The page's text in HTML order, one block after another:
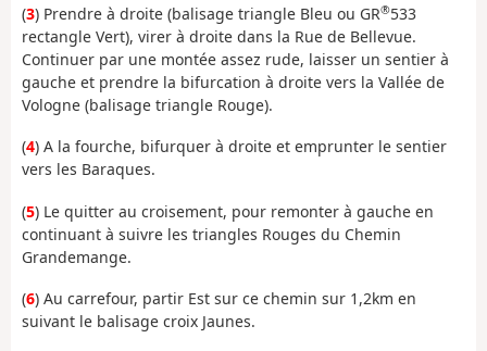
(3) Prendre à droite (balisage triangle Bleu ou GR®533
rectangle Vert), virer à droite dans la Rue de Bellevue.
Continuer par une montée assez rude, laisser un sentier à
gauche et prendre la bifurcation à droite vers la Vallée de
Vologne (balisage triangle Rouge).
(4) A la fourche, bifurquer à droite et emprunter le sentier
vers les Baraques.
(5) Le quitter au croisement, pour remonter à gauche en
continuant à suivre les triangles Rouges du Chemin
Grandemange.
(6) Au carrefour, partir Est sur ce chemin sur 1,2km en
suivant le balisage croix Jaunes.